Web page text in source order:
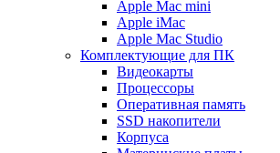
Apple Mac mini
Apple iMac
Apple Mac Studio
Комплектующие для ПК
Видеокарты
Процессоры
Оперативная память
SSD накопители
Корпуса